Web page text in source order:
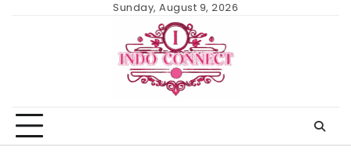
Sunday, August 9, 2026